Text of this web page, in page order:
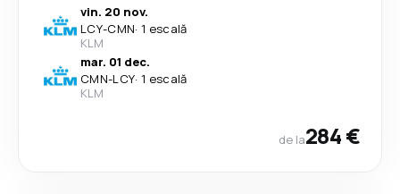
vin. 20 nov.
LCY-CMN· 1 escală
KLM
mar. 01 dec.
CMN-LCY· 1 escală
KLM
de la284 €